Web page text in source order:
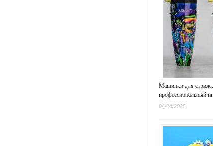
Машинки для
профессиональный
04/04/2025